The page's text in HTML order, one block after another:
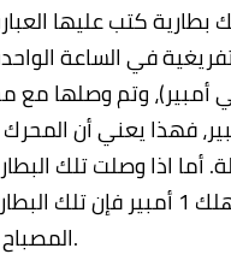
بطارية كتب عليها
مللي أمبير)، وتم وصلها
2 أمبير، فهذا يعني أن
أما اذا وصلت تلك
مصباح يستهلك 1 أمبير فإن
المصباح لمدة ساعتين.